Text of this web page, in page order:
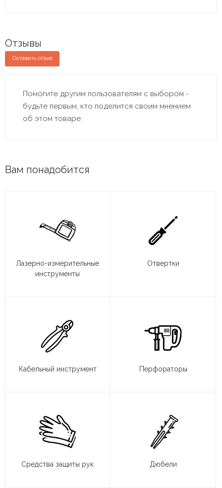
Отзывы
Оставить отзыв
Помогите другим пользователям с выбором -
будьте первым, кто поделится своим мнением
об этом товаре
Вам понадобится
Лазерно-измерительные
инструменты
Отвертки
Кабельный инструмент Перфораторы
Средства защиты рук Дюбели